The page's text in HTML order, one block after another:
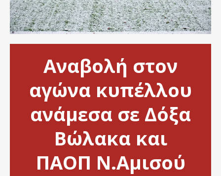
Αναβολή στον
αγώνα κυπέλλου
ανάμεσα σε Δόξα
Βώλακα και
ΠΑΟΠ Ν.Αμισού